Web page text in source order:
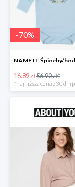
-70%
16.89 zł56.90 zł*